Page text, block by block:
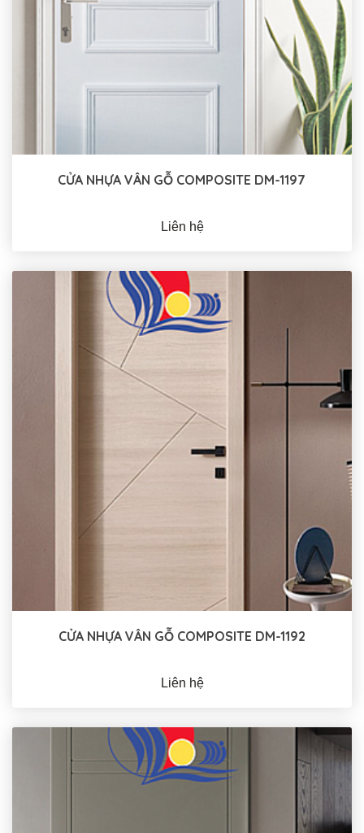
CỬA NHỰA VÂN GỖ COMPOSITE DM-1197
Liên hệ
CỬA NHỰA VÂN GỖ COMPOSITE DM-1192
Liên hệ